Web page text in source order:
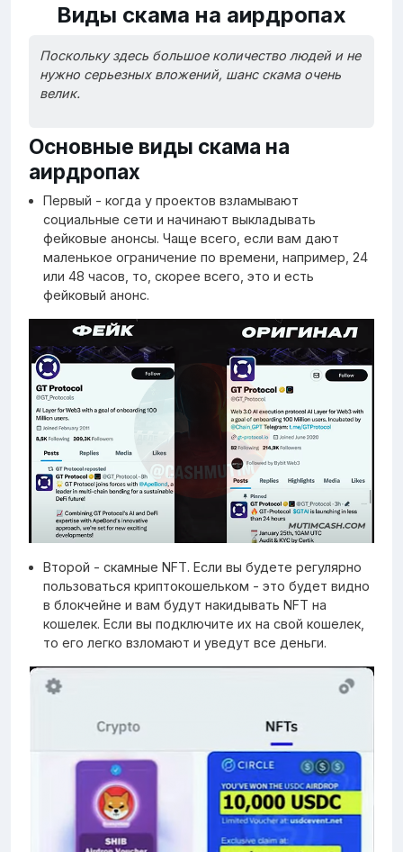
Виды скама на аирдропах
Поскольку здесь большое количество людей и не
нужно серьезных вложений, шанс скама очень
велик.
Основные виды скама на
аирдропах
Первый - когда у проектов взламывают
социальные сети и начинают выкладывать
фейковые анонсы. Чаще всего, если вам дают
маленькое ограничение по времени, например, 24
или 48 часов, то, скорее всего, это и есть
фейковый анонс.
Второй - скамные NFT. Если вы будете регулярно
пользоваться криптокошельком - это будет видно
в блокчейне и вам будут накидывать NFT на
кошелек. Если вы подключите их на свой кошелек,
то его легко взломают и уведут все деньги.